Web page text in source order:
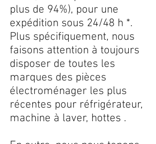
plus de 94%), pour une
expédition sous 24/48 h *.
Plus spécifiquement, nous
faisons attention à toujours
disposer de toutes les
marques des pièces
électroménager les plus
récentes pour réfrigérateur,
machine à laver, hottes .